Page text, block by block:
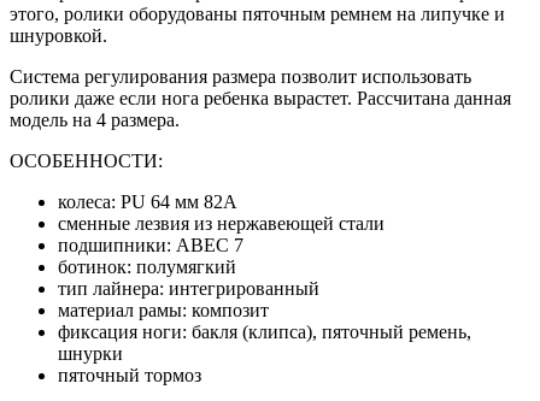
этого, ролики оборудованы пяточным ремнем на липучке и
шнуровкой.
Система регулирования размера позволит использовать
ролики даже если нога ребенка вырастет. Рассчитана данная
модель на 4 размера.
ОСОБЕННОСТИ:
колеса: PU 64 мм 82А
сменные лезвия из нержавеющей стали
подшипники: ABEC 7
ботинок: полумягкий
тип лайнера: интегрированный
материал рамы: композит
фиксация ноги: бакля (клипса), пяточный ремень,
шнурки
пяточный тормоз